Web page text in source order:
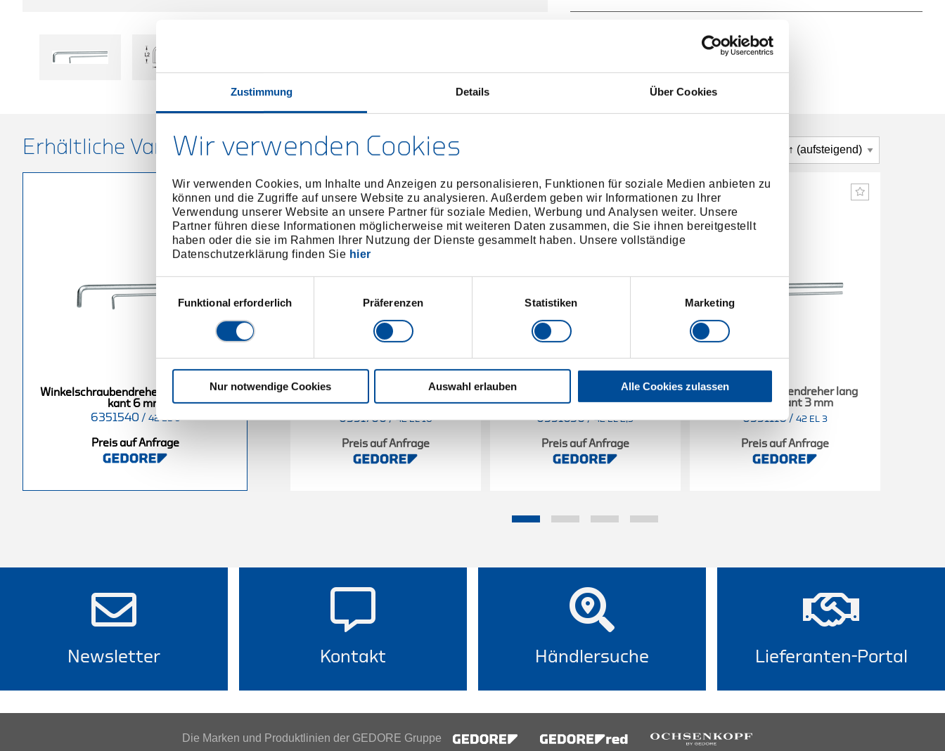
Zustimmung Details Über Cookies
Wir verwenden Cookies
Wir verwenden Cookies, um Inhalte und Anzeigen zu personalisieren, Funktionen für soziale Medien anbieten zu
können und die Zugriffe auf unsere Website zu analysieren. Außerdem geben wir Informationen zu Ihrer
Verwendung unserer Website an unsere Partner für soziale Medien, Werbung und Analysen weiter. Unsere
Partner führen diese Informationen möglicherweise mit weiteren Daten zusammen, die Sie ihnen bereitgestellt
haben oder die sie im Rahmen Ihrer Nutzung der Dienste gesammelt haben. Unsere vollständige
Datenschutzerklärung finden Sie hier
Einwilligungsauswahl
Funktional erforderlich
Präferenzen Statistiken Marketing
Nur notwendige Cookies Auswahl erlauben Alle Cookies zulassen
Erhältliche Varianten
Winkelschraubendreher lang Innen-6-
kant 6 mm
6351540 / 42 EL 6
Preis auf Anfrage
lang
Winkelschraubendreher lang
Innen-6-kant 14 mm
6351970/ 42 EL 14
Preis auf Anfrage
Winkelschraubendreher lang
Innen-6-kant 10 mm
6351700/ 42 EL 10
Preis auf Anfrage
Winkelschraubendreher lang
Innen-6-kant 2,5 mm
6351030/ 42 EL 2,5
Preis auf Anfrage
Winkelschraubendreher lang
Innen-6-kant 3 mm
6351110/ 42 EL 3
Preis auf Anfrage
Newsletter Kontakt Händlersuche Lieferanten-Portal
Die Marken und Produktlinien der GEDORE Gruppe